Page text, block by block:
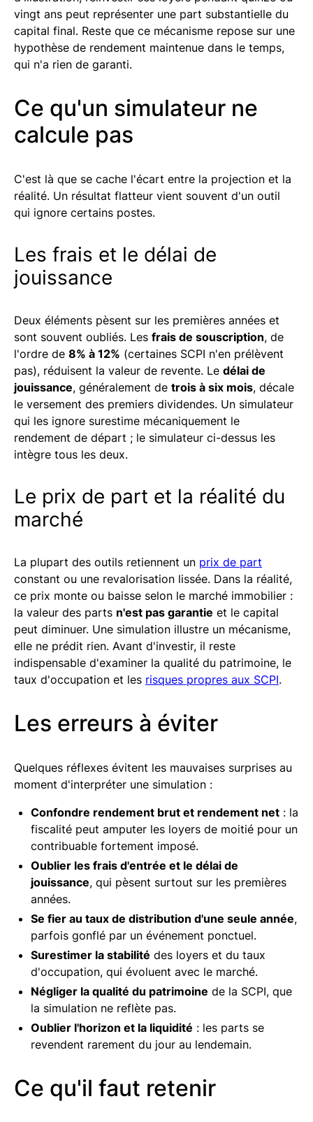
vingt ans peut représenter une part substantielle du
capital final. Reste que ce mécanisme repose sur une
hypothèse de rendement maintenue dans le temps,
qui n'a rien de garanti.
Ce qu'un simulateur ne
calcule pas
C'est là que se cache l'écart entre la projection et la
réalité. Un résultat flatteur vient souvent d'un outil
qui ignore certains postes.
Les frais et le délai de
jouissance
Deux éléments pèsent sur les premières années et
sont souvent oubliés. Les frais de souscription, de
l'ordre de 8% à 12% (certaines SCPI n'en prélèvent
pas), réduisent la valeur de revente. Le délai de
jouissance, généralement de trois à six mois, décale
le versement des premiers dividendes. Un simulateur
qui les ignore surestime mécaniquement le
rendement de départ ; le simulateur ci-dessus les
intègre tous les deux.
Le prix de part et la réalité du
marché
La plupart des outils retiennent un prix de part
constant ou une revalorisation lissée. Dans la réalité,
ce prix monte ou baisse selon le marché immobilier :
la valeur des parts n'est pas garantie et le capital
peut diminuer. Une simulation illustre un mécanisme,
elle ne prédit rien. Avant d'investir, il reste
indispensable d'examiner la qualité du patrimoine, le
taux d'occupation et les risques propres aux SCPI.
Les erreurs à éviter
Quelques réflexes évitent les mauvaises surprises au
moment d'interpréter une simulation :
Confondre rendement brut et rendement net : la
fiscalité peut amputer les loyers de moitié pour un
contribuable fortement imposé.
Oublier les frais d'entrée et le délai de
jouissance, qui pèsent surtout sur les premières
années.
Se fier au taux de distribution d'une seule année,
parfois gonflé par un événement ponctuel.
Surestimer la stabilité des loyers et du taux
d'occupation, qui évoluent avec le marché.
Négliger la qualité du patrimoine de la SCPI, que
la simulation ne reflète pas.
Oublier l'horizon et la liquidité : les parts se
revendent rarement du jour au lendemain.
Ce qu'il faut retenir